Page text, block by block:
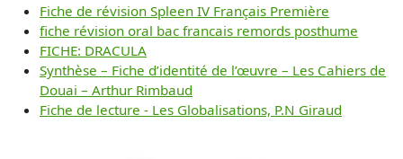
Fiche de révision Spleen IV Français Première
fiche révision oral bac francais remords posthume
FICHE: DRACULA
Synthèse – Fiche d’identité de l’œuvre – Les Cahiers de
Douai – Arthur Rimbaud
Fiche de lecture - Les Globalisations, P.N Giraud